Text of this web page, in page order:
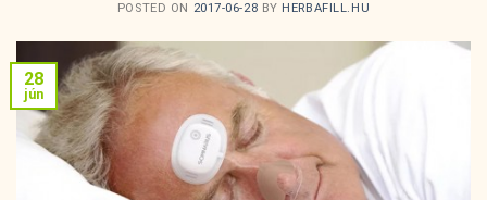
POSTED ON 2017-06-28 BY HERBAFILL.HU
28
jún